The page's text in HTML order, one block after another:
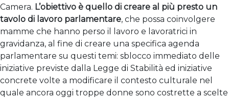
Camera. L’obiettivo è quello di creare al più presto un
tavolo di lavoro parlamentare, che possa coinvolgere
mamme che hanno perso il lavoro e lavoratrici in
gravidanza, al fine di creare una specifica agenda
parlamentare su questi temi: sblocco immediato delle
iniziative previste dalla Legge di Stabilità ed iniziative
concrete volte a modificare il contesto culturale nel
quale ancora oggi troppe donne sono costrette a scelte